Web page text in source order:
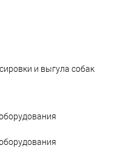
и выгула собак